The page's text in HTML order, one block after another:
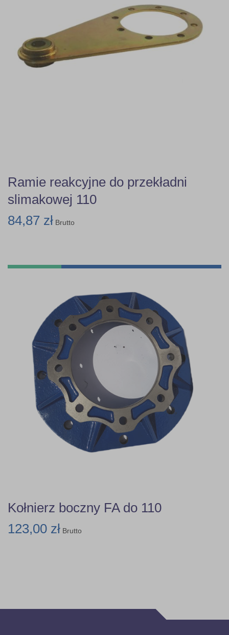
Ramie reakcyjne do przekładni
slimakowej 110
84,87 zł Brutto
Kołnierz boczny FA do 110
123,00 zł Brutto